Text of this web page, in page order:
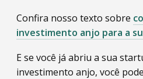
Confira nosso texto sobre
investimento anjo para a
E se você já abriu a sua
investimento anjo, você pode